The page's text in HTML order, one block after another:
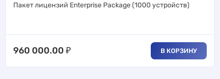
Пакет лицензий Enterprise Package (1000 устройств)
960 000.00 ₽ В КОРЗИНУ